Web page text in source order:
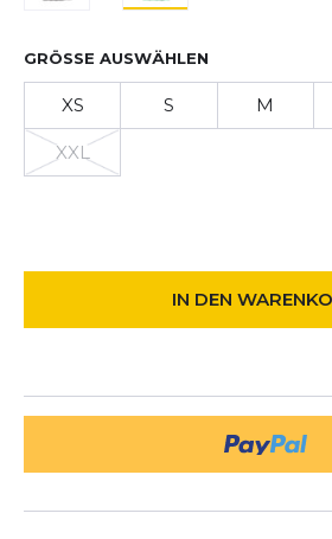
GRÖSSE AUSWÄHLEN
XS S M
XXL
IN DEN